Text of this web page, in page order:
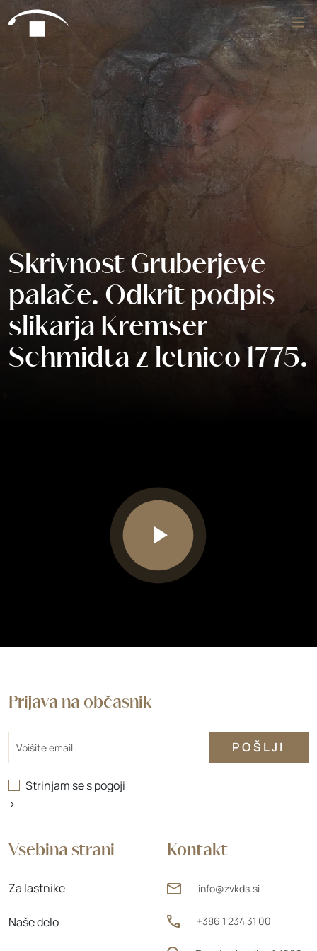
Preskoči na vsebino
Išči
Skrivnost Gruberjeve
palače. Odkrit podpis
slikarja Kremser-
Schmidta z letnico 1775.
Kontakt
info@zvkds.si
+386 1 234 31 00
Vsebina strani
Za lastnike
Naše delo
Prijava na občasnik
Strinjam se spogoji
>